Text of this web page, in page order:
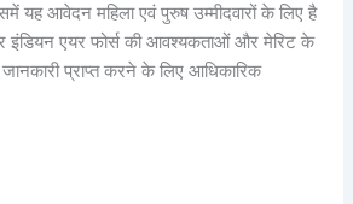
यह आवेदन महिला एवं पुरुष उम्मीदवारों के लिए है
इंडियन एयर फोर्स की आवश्यकताओं और मेरिट के
प्राप्त करने के लिए आधिकारिक